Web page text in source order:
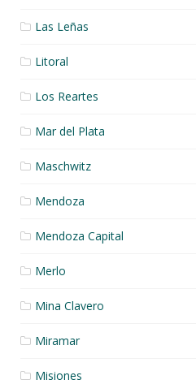
Las Leñas
Litoral
Los Reartes
Mar del Plata
Maschwitz
Mendoza
Mendoza Capital
Merlo
Mina Clavero
Miramar
Misiones